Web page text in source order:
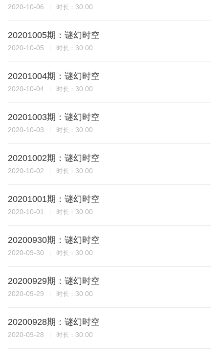
2020-10-06 时长： 30:00
20201005期：谜幻时空
2020-10-05 时长： 30:00
20201004期：谜幻时空
2020-10-04 时长： 30:00
20201003期：谜幻时空
2020-10-03 时长： 30:00
20201002期：谜幻时空
2020-10-02 时长： 30:00
20201001期：谜幻时空
2020-10-01 时长： 30:00
20200930期：谜幻时空
2020-09-30 时长： 30:00
20200929期：谜幻时空
2020-09-29 时长： 30:00
20200928期：谜幻时空
2020-09-28 时长： 30:00